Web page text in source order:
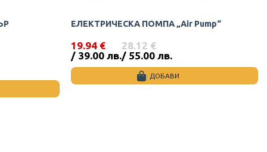
ЕЛЕКТРИЧЕСКА ПОМПА „Air Pump“
28.12 €
/ 55.00 лв.
Original
price
was:
28.12 €
19.94 €
/ 39.00 лв.
Текущата
цена
е:
19.94 €
ДОБАВИ